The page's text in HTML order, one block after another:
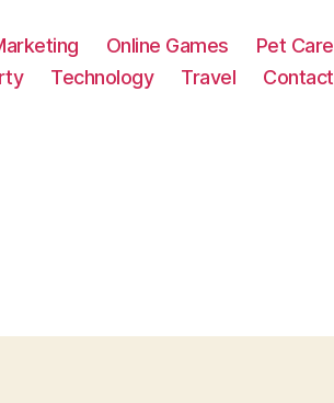
Online Games
Pet Care
Technology Travel Contact